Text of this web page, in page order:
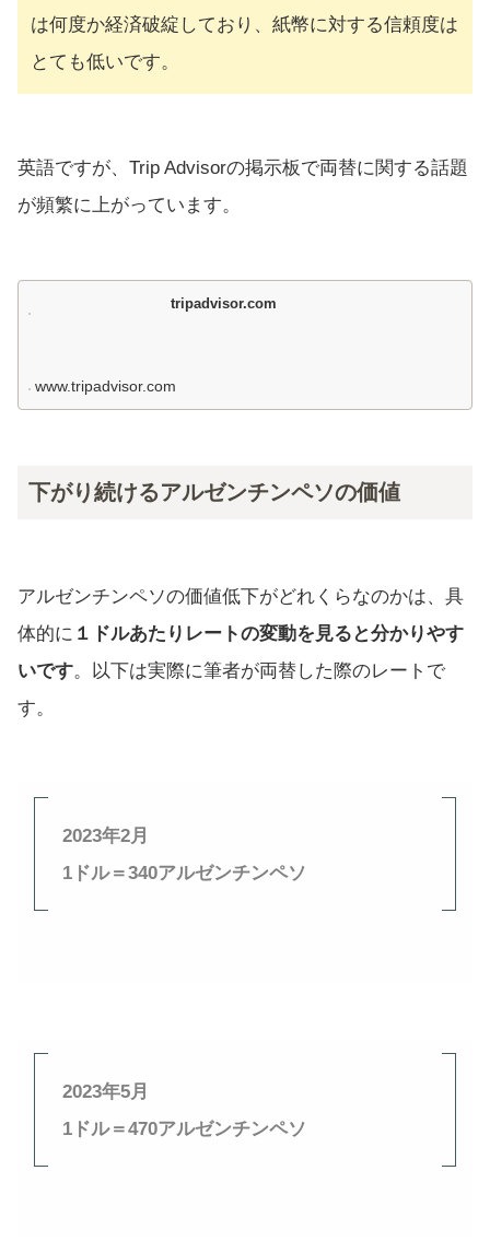
は何度か経済破綻しており、紙幣に対する信頼度は
とても低いです。
英語ですが、Trip Advisorの掲示板で両替に関する話題
が頻繁に上がっています。
tripadvisor.com
www.tripadvisor.com
下がり続けるアルゼンチンペソの価値
アルゼンチンペソの価値低下がどれくらなのかは、具
体的に １ドルあたりレートの変動を見ると分かりやす
いです。以下は実際に筆者が両替した際のレートで
す。
2023年2月
1ドル＝340アルゼンチンペソ
2023年5月
1ドル＝470アルゼンチンペソ